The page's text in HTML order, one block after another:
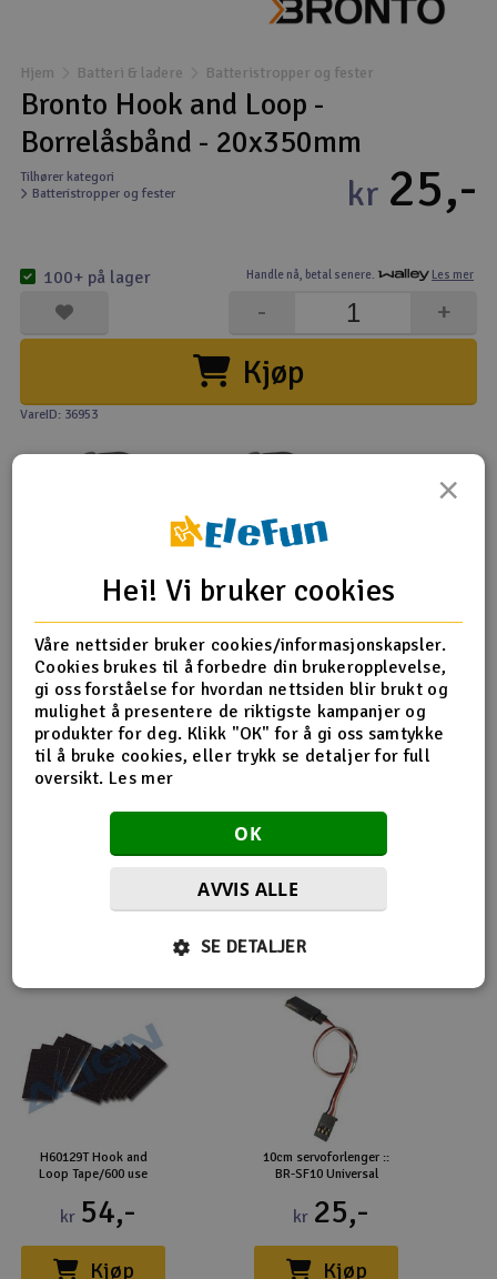
Droner
Droner for FPV
Fly
Helikopter
Kamerautstyr
Modellbygging, LEGO & byggesett
Radioutstyr
Raketter
Smarthjem, lek & hobby
Solenergi
Sparkesykler & elkjøretøy
Hjem Batteri & ladere Batteristropper og fester
Bronto Hook and Loop -
Borrelåsbånd - 20x350mm
Tilhører kategori
Batteristropper og fester
Handle nå, betal senere. Les mer
kr 25,-
Kjøp
+
-
100+ på lager
VareID: 36953
Tips en venn
Produktinformasjon
Praktisk borrelåsbånd for innfestning av batteri, mottaker,
ledninger e.l. Båndet har god gripeevne og holder svært
godt.
Flere så også på
H60129T Hook and
Loop Tape/600 use
kr 54,-
Kjøp
10cm servoforlenger ::
BR-SF10 Universal
kr 25,-
Kjøp
×
Hei! Vi bruker cookies
Våre nettsider bruker cookies/informasjonskapsler.
Cookies brukes til å forbedre din brukeropplevelse,
gi oss forståelse for hvordan nettsiden blir brukt og
mulighet å presentere de riktigste kampanjer og
produkter for deg. Klikk "OK" for å gi oss samtykke
til å bruke cookies, eller trykk se detaljer for full
oversikt. Les mer
OK
AVVIS ALLE
SE DETALJER